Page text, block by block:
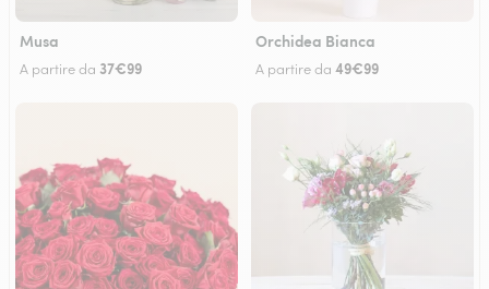
Musa
A partire da 37€99
Orchidea Bianca
A partire da 49€99